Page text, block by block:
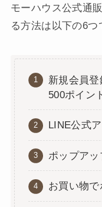
モーハウス公式通
る方法は以下の6つ
新規会員
500ポイン
LINE公式
ポップア
お買い物